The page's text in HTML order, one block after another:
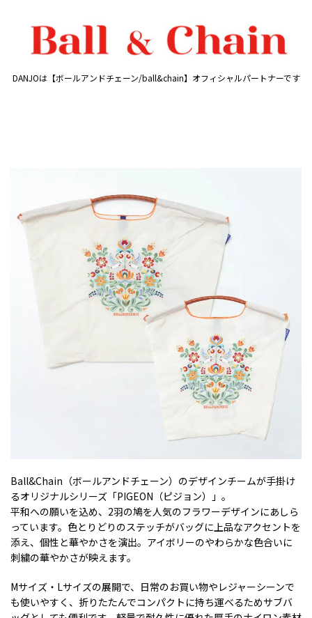
DANJOは【ボールアンドチェーン/ball&chain】オフィシャルパートナーです
Ball&Chain（ボールアンドチェーン）のデザインチームが手掛け
るオリジナルシリーズ「PIGEON（ピジョン）」。
平和への願いを込め、2羽の鳩を人気のフラワーデザインにあしら
っています。色とりどりのステッチがバッグに上品なアクセントを
添え、個性と華やかさを演出。アイボリーのやわらかな色合いに
刺繍の華やかさが映えます。
Mサイズ・Lサイズの展開で、日常のお買い物やレジャーシーンで
も使いやすく、折りたたんでコンパクトに持ち運べるためサブバ